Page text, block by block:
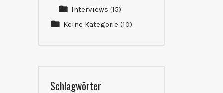
Interviews (15)
Keine Kategorie (10)
Schlagwörter